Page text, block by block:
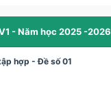
- Năm học 2025 -2026
hợp - Đề số 01